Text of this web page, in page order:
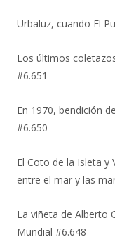
Urbaluz, cuando El
Los últimos
#6.651
En 1970, bendición
#6.650
El Coto de la Isleta y
entre el mar y las
La viñeta de Alberto
Mundial #6.648